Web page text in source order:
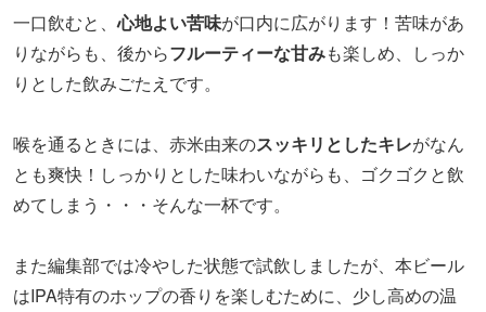
一口飲むと、心地よい苦味が口内に広がります！苦味があ
りながらも、後からフルーティーな甘みも楽しめ、しっか
りとした飲みごたえです。
喉を通るときには、赤米由来のスッキリとしたキレがなん
とも爽快！しっかりとした味わいながらも、ゴクゴクと飲
めてしまう・・・そんな一杯です。
また編集部では冷やした状態で試飲しましたが、本ビール
はIPA特有のホップの香りを楽しむために、少し高めの温